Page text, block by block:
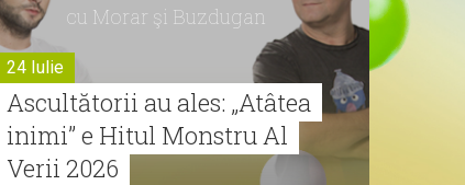
cu Morar şi Buzdugan
24 Iulie
Ascultătorii au ales: „Atâtea
inimi” e Hitul Monstru Al
Verii 2026